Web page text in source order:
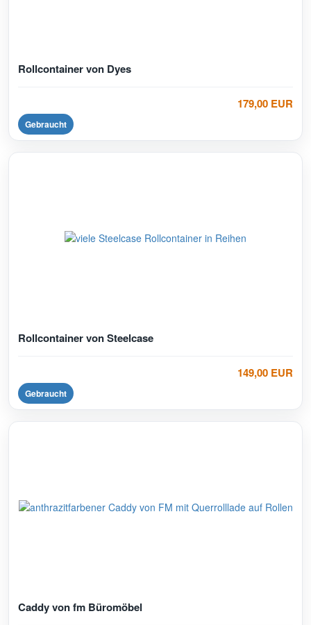
Rollcontainer von Dyes
179,00 EUR
Gebraucht
Rollcontainer von Steelcase
149,00 EUR
Gebraucht
Caddy von fm Büromöbel